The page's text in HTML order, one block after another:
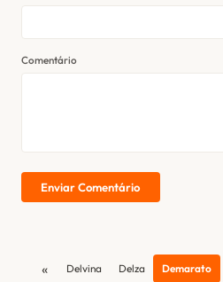
Comentário
Enviar Comentário
« Delvina Delza Demarato